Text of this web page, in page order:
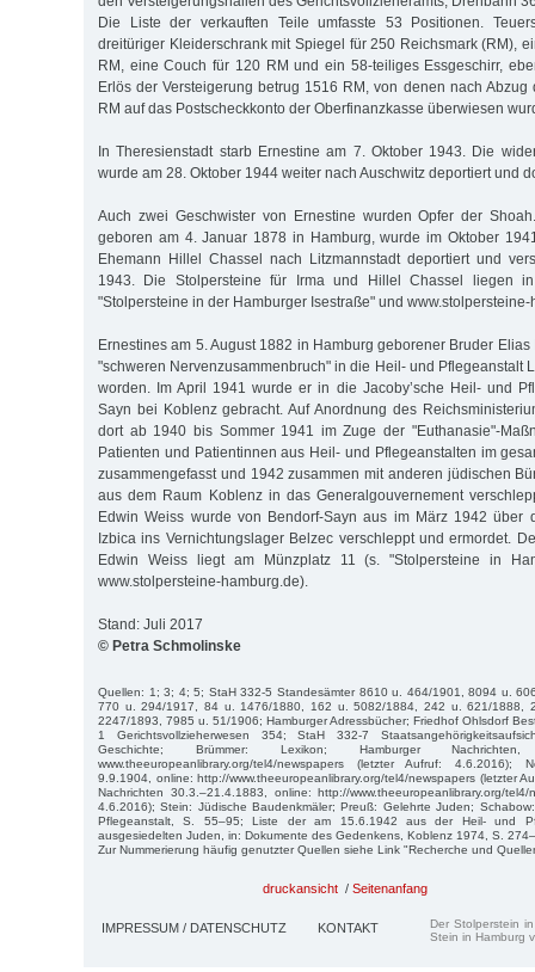
Die Liste der verkauften Teile umfasste 53 Positionen.
dreitüriger Kleiderschrank mit Spiegel für 250 Reichsmark (RM),
RM, eine Couch für 120 RM und ein 58-teiliges Essgeschirr,
Erlös der Versteigerung betrug 1516 RM, von denen nach Abzug
RM auf das Postscheckkonto der Oberfinanzkasse überwiesen
In Theresienstadt starb Ernestine am 7. Oktober 1943. Die
wurde am 28. Oktober 1944 weiter nach Auschwitz deportiert und
Auch zwei Geschwister von Ernestine wurden Opfer der
geboren am 4. Januar 1878 in Hamburg, wurde im Oktober
Ehemann Hillel Chassel nach Litzmannstadt deportiert und
1943. Die Stolpersteine für Irma und Hillel Chassel liegen
"Stolpersteine in der Hamburger Isestraße" und www.stolpersteine-
Ernestines am 5. August 1882 in Hamburg geborener Bruder
"schweren Nervenzusammenbruch" in die Heil- und Pflegeanstalt
worden. Im April 1941 wurde er in die Jacoby’sche Heil- und
Sayn bei Koblenz gebracht. Auf Anordnung des
dort ab 1940 bis Sommer 1941 im Zuge der "Euthanasie"-
Patienten und Patientinnen aus Heil- und Pflegeanstalten im
zusammengefasst und 1942 zusammen mit anderen jüdischen
aus dem Raum Koblenz in das Generalgouvernement
Edwin Weiss wurde von Bendorf-Sayn aus im März 1942 über
Izbica ins Vernichtungslager Belzec verschleppt und ermordet.
Edwin Weiss liegt am Münzplatz 11 (s. "Stolpersteine in
www.stolpersteine-hamburg.de).
Stand: Juli 2017
© Petra Schmolinske
Quellen: 1; 3; 4; 5; StaH 332-5 Standesämter 8610 u. 464/1901, 8094 u.
770 u. 294/1917, 84 u. 1476/1880, 162 u. 5082/1884, 242 u. 621/1888,
2247/1893, 7985 u. 51/1906; Hamburger Adressbücher; Friedhof Ohlsdorf
1 Gerichtsvollzieherwesen 354; StaH 332-7
Geschichte; Brümmer: Lexikon; Hamburger
www.theeuropeanlibrary.org/tel4/newspapers (letzter Aufruf: 4.6.2016);
9.9.1904, online: http://www.theeuropeanlibrary.org/tel4/newspapers (letzter
Nachrichten 30.3.–21.4.1883, online: http://www.theeuropeanlibrary.org/
4.6.2016); Stein: Jüdische Baudenkmäler; Preuß: Gelehrte Juden;
Pflegeanstalt, S. 55–95; Liste der am 15.6.1942 aus der Heil- und
ausgesiedelten Juden, in: Dokumente des Gedenkens, Koblenz 1974, S.
Zur Nummerierung häufig genutzter Quellen siehe Link "Recherche und
druckansicht / Seitenanfang
IMPRESSUM / DATENSCHUTZ KONTAKT
Der Stolperstein
Stein in Hamburg